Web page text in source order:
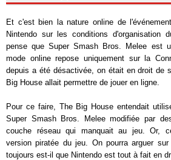
Et c'est bien la nature online de
Nintendo sur les conditions d'organisation
pense que Super Smash Bros. Melee est
mode online repose uniquement sur la
depuis a été désactivée, on était en droit de
Big House allait permettre de jouer en ligne.
Pour ce faire, The Big House entendait
Super Smash Bros. Melee modifiée par
couche réseau qui manquait au jeu. Or,
version piratée du jeu. On pourra arguer
toujours est-il que Nintendo est tout à fait en